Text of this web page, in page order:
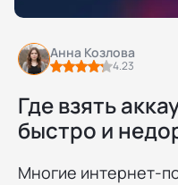
Анна Козлова
4.23
Где взять
быстро и
Многие интернет-